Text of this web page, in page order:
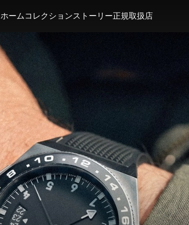
ホームコレクションストーリー正規取扱店